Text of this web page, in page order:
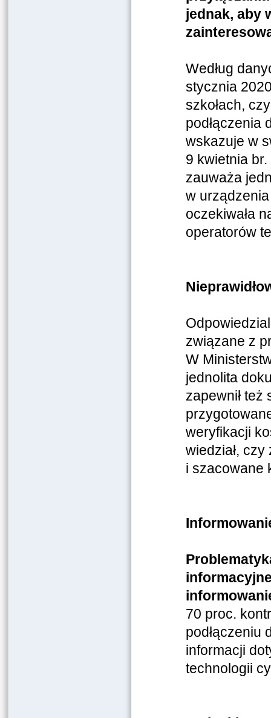
jednak, aby
Według
stycznia
szkołach,
podłączenia
wskazuje w
9 kwietnia br.
zauważa
w urządzenia
oczekiwała
operatorów
związane z
W
jednolita
zapewnił też
weryfikacji
wiedział,
i szacowane
70 proc.
podłączeniu
informacji
technologii